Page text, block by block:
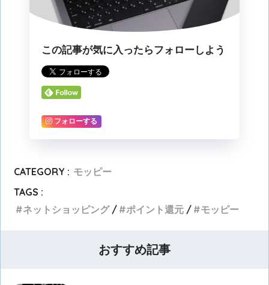
この記事が気に入ったらフォローしよう
フォローする
CATEGORY : モッピー
TAGS :
ネットショッピング
ポイント還元 モッピー
おすすめ記事